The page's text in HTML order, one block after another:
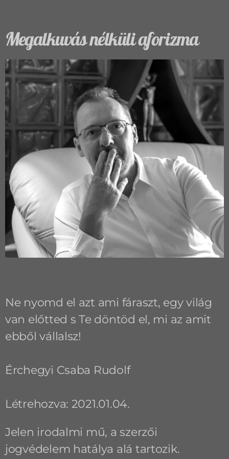
Megalkuvás nélküli aforizma
Ne nyomd el azt ami fáraszt, egy világ
van előtted s Te döntöd el, mi az amit
ebből vállalsz!
Érchegyi Csaba Rudolf
Létrehozva: 2021.01.04.
Jelen irodalmi mű, a szerzői
jogvédelem hatálya alá tartozik.